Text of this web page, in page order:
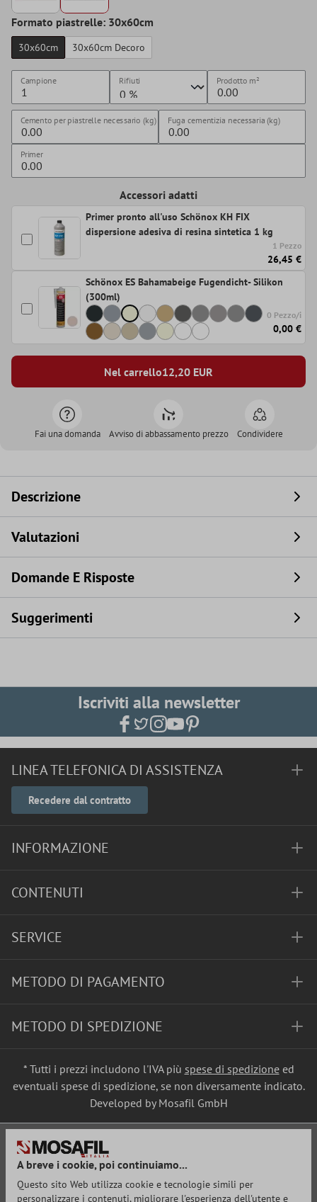
Formato piastrelle: 30x60cm
30x60cm 30x60cm Decoro
Campione Rifiuti Prodotto m²
Cemento per piastrelle necessario (kg) Fuga cementizia necessaria (kg)
Primer
Accessori adatti
Primer pronto all'uso Schönox KH FIX
dispersione adesiva di resina sintetica 1 kg
1 Pezzo
26,45 €
Schönox ES Bahamabeige Fugendicht- Silikon
(300ml)
0 Pezzo/i
0,00 €
Nel carrello12,20 EUR
Fai una domanda Avviso di abbassamento prezzo Condividere
Descrizione
Valutazioni
Domande E Risposte
Suggerimenti
Iscriviti alla newsletter
LINEA TELEFONICA DI ASSISTENZA
Recedere dal contratto
INFORMAZIONE
CONTENUTI
SERVICE
METODO DI PAGAMENTO
METODO DI SPEDIZIONE
* Tutti i prezzi includono l'IVA più spese di spedizioneed
eventuali spese di spedizione, se non diversamente indicato.
Developed by Mosafil GmbH
A breve i cookie, poi continuiamo...
Questo sito Web utilizza cookie e tecnologie simili per
personalizzare i contenuti, migliorare l'esperienza dell'utente e